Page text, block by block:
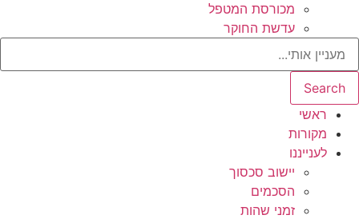
מכורסת המטפל
עדשת החוקר
Search
ראשי
מקורות
לענייננו
יישוב סכסוך
הסכמים
זמני שהות